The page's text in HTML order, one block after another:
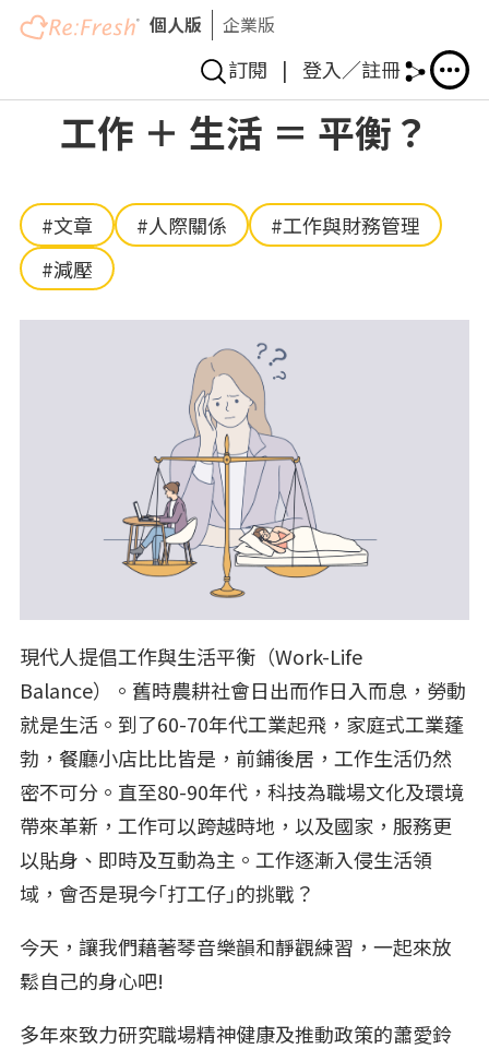
移
個人版 企業版
訂閱 | 登入／註冊
工作 ＋ 生活 ＝ 平衡？
#文章 #人際關係
#工作與財務管理
#減壓
現代人提倡工作與生活平衡（Work-Life
Balance）。舊時農耕社會日出而作日入而息，勞動
就是生活。到了60-70年代工業起飛，家庭式工業蓬
勃，餐廳小店比比皆是，前鋪後居，工作生活仍然
密不可分。直至80-90年代，科技為職場文化及環境
帶來革新，工作可以跨越時地，以及國家，服務更
以貼身、即時及互動為主。工作逐漸入侵生活領
域，會否是現今｢打工仔｣的挑戰？
今天，讓我們藉著琴音樂韻和靜觀練習，一起來放
鬆自己的身心吧!
多年來致力研究職場精神健康及推動政策的蕭愛鈴